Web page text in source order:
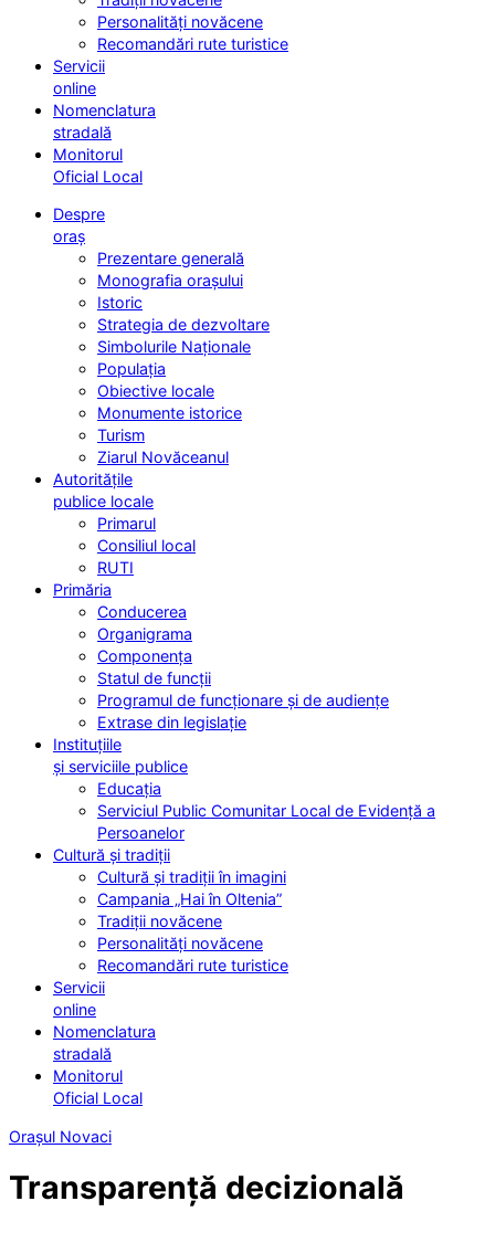
Personalități novăcene
Recomandări rute turistice
Servicii
online
Nomenclatura
stradală
Monitorul
Oficial Local
Despre
oraș
Prezentare generală
Monografia orașului
Istoric
Strategia de dezvoltare
Simbolurile Naționale
Populația
Obiective locale
Monumente istorice
Turism
Ziarul Novăceanul
Autoritățile
publice locale
Primarul
Consiliul local
RUTI
Primăria
Conducerea
Organigrama
Componența
Statul de funcții
Programul de funcționare și de audiențe
Extrase din legislație
Instituțiile
și serviciile publice
Educația
Serviciul Public Comunitar Local de Evidență a
Persoanelor
Cultură și tradiții
Cultură și tradiții în imagini
Campania „Hai în Oltenia”
Tradiții novăcene
Personalități novăcene
Recomandări rute turistice
Servicii
online
Nomenclatura
stradală
Monitorul
Oficial Local
Orașul Novaci
Transparență decizională